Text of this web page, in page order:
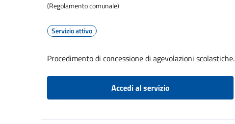
(Regolamento comunale)
Servizio attivo
Procedimento di concessione di agevolazioni scolastiche.
Accedi al servizio